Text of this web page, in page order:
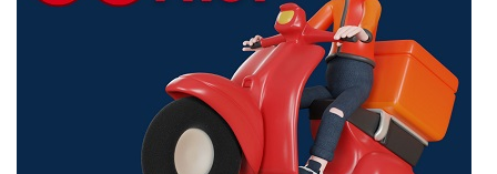
mang lại sự tiện lợi tối đa cho khách hàng. Với chức năng chia sẻ
WiFi, bạn có thể kết nối nhiều thiết bị cùng một lúc, bao gồm điện
thoại di động, máy tính bảng và máy tính xách tay, để tận hưởng
kết nối Internet mọi lúc, mọi nơi. Ngoài ra, sản phẩm còn hỗ trợ các
tính năng như bộ lọc nội dung, quản lý truy cập và bảo mật mạng,
giúp bảo vệ thông tin cá nhân và hạn chế truy cập không mong